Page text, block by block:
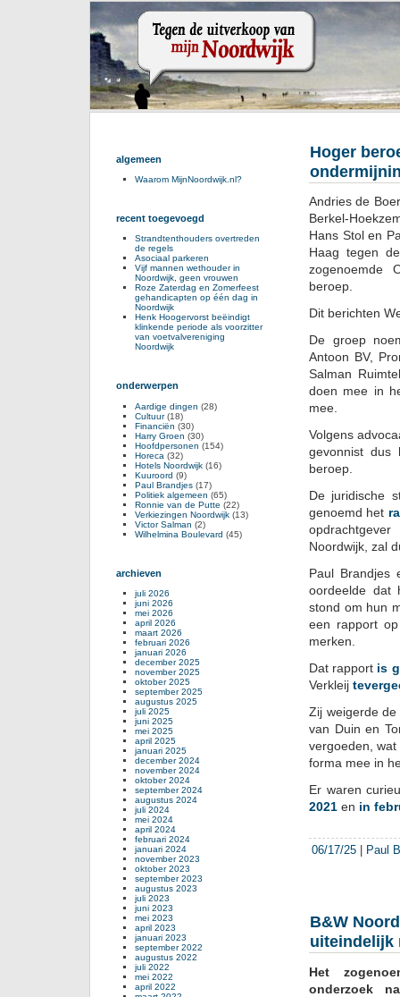
Hoger
Andries de
Berkel-
Hans Stol en
Haag tegen
zogenoemde
beroep.
Dit berichten
De groep
Antoon BV,
Salman
doen mee in
mee.
Volgens
gevonnist dus
beroep.
De juridische
genoemd het
Noordwijk, zal
Paul Brandjes
oordeelde dat
stond om hun
een rapport
merken.
Dat rapport is
Verkleij
Zij weigerde
van Duin en
vergoeden,
forma mee in
Er waren
2021 en in
06/17/25 Paul
B&W
uiteindelijk
Het
onderzoek
algemeen
Waarom MijnNoordwijk.nl?
recent toegevoegd
Strandtenthouders overtreden
de regels
Asociaal parkeren
Vijf mannen wethouder in
Noordwijk, geen vrouwen
Roze Zaterdag en Zomerfeest
gehandicapten op één dag in
Noordwijk
Henk Hoogervorst beëindigt
klinkende periode als voorzitter
van voetvalvereniging
Noordwijk
onderwerpen
Aardige dingen (28)
Cultuur(18)
Financiën (30)
Harry Groen (30)
Hoofdpersonen (154)
Horeca (32)
Hotels Noordwijk (16)
Kuuroord (9)
Paul Brandjes (17)
Politiek algemeen (65)
Ronnie van de Putte (22)
Verkiezingen Noordwijk (13)
Victor Salman (2)
Wilhelmina Boulevard (45)
archieven
juli 2026
juni 2026
mei 2026
april 2026
maart 2026
februari 2026
januari 2026
december 2025
november 2025
oktober 2025
september 2025
augustus 2025
juli 2025
juni 2025
mei 2025
april 2025
januari 2025
december 2024
november 2024
oktober 2024
september 2024
augustus 2024
juli 2024
mei 2024
april 2024
februari 2024
januari 2024
november 2023
oktober 2023
september 2023
augustus 2023
juli 2023
juni 2023
mei 2023
april 2023
januari 2023
september 2022
augustus 2022
juli 2022
mei 2022
april 2022